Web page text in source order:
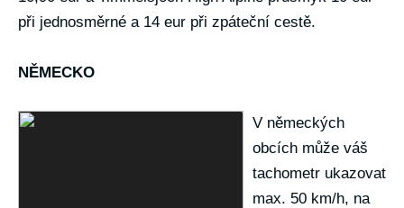
při jednosměrné a 14 eur při zpáteční cestě.
NĚMECKO
V německých
obcích může váš
tachometr ukazovat
max. 50 km/h, na